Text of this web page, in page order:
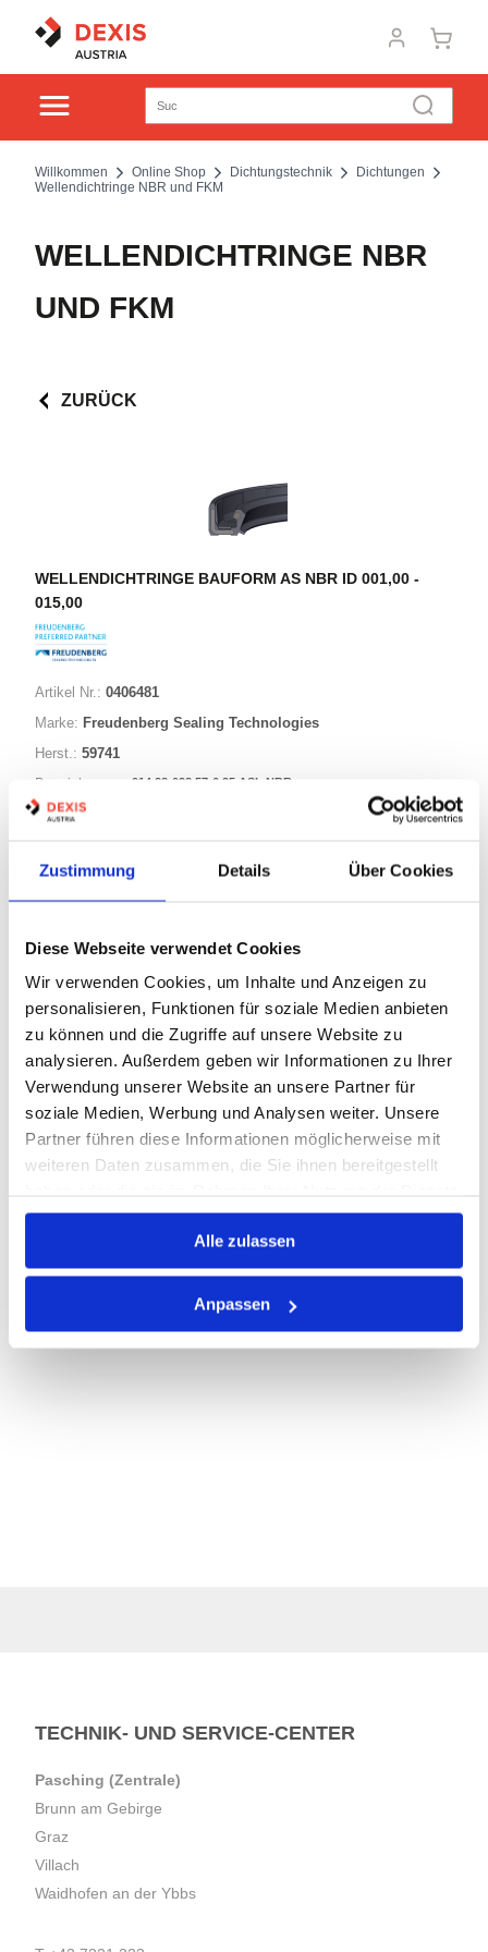
Zustimmung Details Über Cookies
Diese Webseite verwendet Cookies
Wir verwenden Cookies, um Inhalte und Anzeigen zu
personalisieren, Funktionen für soziale Medien anbieten
zu können und die Zugriffe auf unsere Website zu
analysieren. Außerdem geben wir Informationen zu Ihrer
Verwendung unserer Website an unsere Partner für
soziale Medien, Werbung und Analysen weiter. Unsere
Partner führen diese Informationen möglicherweise mit
weiteren Daten zusammen, die Sie ihnen bereitgestellt
gesammelt haben.
Alle zulassen
Anpassen
Willkommen Online Shop Dichtungstechnik
Dichtungen
Wellendichtringe NBR und FKM
WELLENDICHTRINGE NBR
UND FKM
ZURÜCK
WELLENDICHTRINGE BAUFORM AS NBR ID 001,00 -
015,00
Artikel Nr.: 0406481
Marke: Freudenberg Sealing Technologies
Herst.: 59741
Bezeichnung:
014,28-028,57-6,35 ASL NBR
Innen Ø:
Bauform: AS
76 Varianten
STK Warenkorb
Nicht auf Lager
VARIANTEN
TECHNIK- UND SERVICE-CENTER
Pasching (Zentrale)
Brunn am Gebirge
Graz
Villach
Waidhofen an der Ybbs